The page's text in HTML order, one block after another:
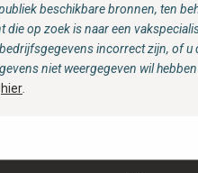
beschikbare bronnen, ten
die op zoek is naar een
incorrect zijn, of u
niet weergegeven wil
hier